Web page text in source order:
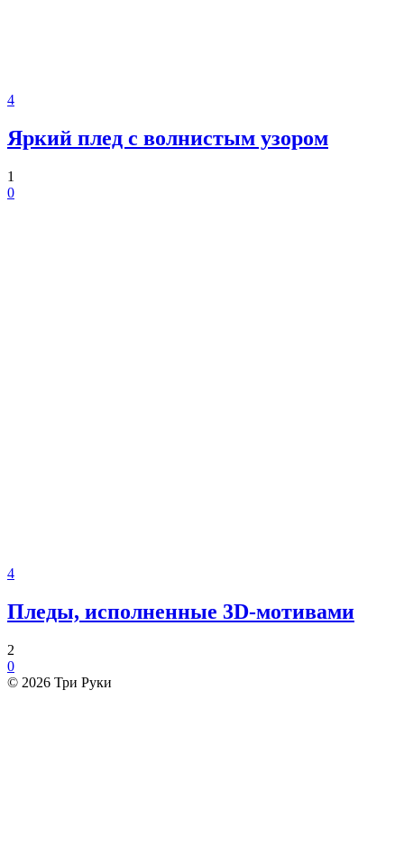
4
Яркий плед с волнистым узором
1
0
4
Пледы, исполненные 3D-мотивами
2
0
© 2026 Три Руки